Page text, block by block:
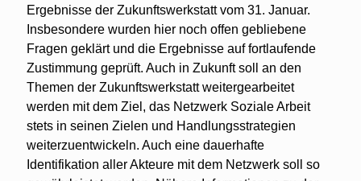
Ergebnisse der Zukunftswerkstatt vom 31. Januar.
Insbesondere wurden hier noch offen gebliebene
Fragen geklärt und die Ergebnisse auf fortlaufende
Zustimmung geprüft. Auch in Zukunft soll an den
Themen der Zukunftswerkstatt weitergearbeitet
werden mit dem Ziel, das Netzwerk Soziale Arbeit
stets in seinen Zielen und Handlungsstrategien
weiterzuentwickeln. Auch eine dauerhafte
Identifikation aller Akteure mit dem Netzwerk soll so